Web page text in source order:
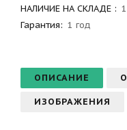
НАЛИЧИЕ НА СКЛАДЕ :
Гарантия: 1 год
ОПИСАНИЕ
ИЗОБРАЖЕНИЯ